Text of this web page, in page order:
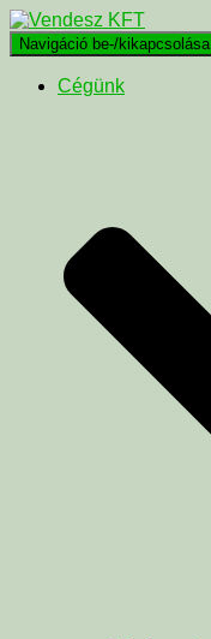
Navigáció be-/kikapcsolása
Cégünk